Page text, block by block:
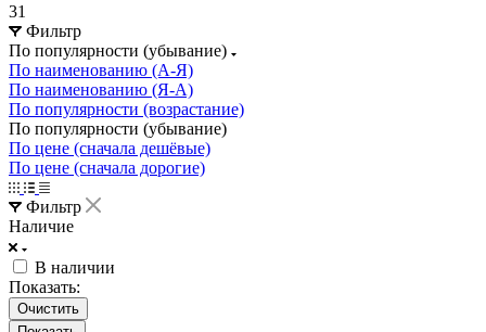
31
Фильтр
По популярности (убывание)
По наименованию (А-Я)
По наименованию (Я-А)
По популярности (возрастание)
По популярности (убывание)
По цене (сначала дешёвые)
По цене (сначала дорогие)
Фильтр
Наличие
В наличии
Показать:
Очистить